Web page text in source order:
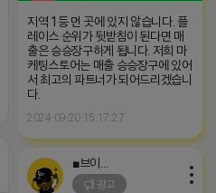
지역 1등 먼 곳에 있지 않습니다. 플
레이스 순위가 뒷받침이 된다면 매
출은 승승장구하게 됩니다. 저희 마
케팅스토어는 매출 승승장구에 있어
서 최고의 파트너가 되어드리겠습니
다.
2024-09-20 15:17:27
광고